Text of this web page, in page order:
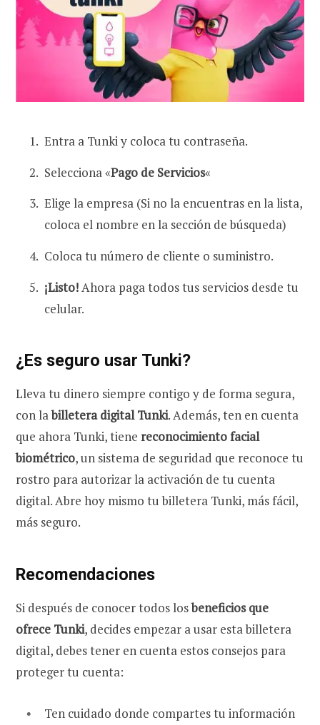
Entra a Tunki y coloca tu contraseña.
Selecciona «Pago de Servicios«
Elige la empresa (Si no la encuentras en la lista,
coloca el nombre en la sección de búsqueda)
Coloca tu número de cliente o suministro.
¡Listo! Ahora paga todos tus servicios desde tu
celular.
¿Es seguro usar Tunki?
Lleva tu dinero siempre contigo y de forma segura,
con labilletera digital Tunki. Además, ten en cuenta
que ahora Tunki, tiene reconocimiento facial
biométrico, un sistema de seguridad que reconoce tu
rostro para autorizar la activación de tu cuenta
digital. Abre hoy mismo tu billetera Tunki, más fácil,
más seguro.
Recomendaciones
Si después de conocer todos losbeneficios que
ofrece Tunki, decides empezar a usar esta billetera
digital, debes tener en cuenta estos consejos para
proteger tu cuenta:
Ten cuidado donde compartes tu información